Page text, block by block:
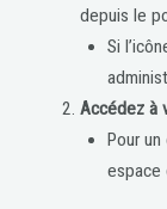
depuis le
Si
Accédez à
Pour
espace